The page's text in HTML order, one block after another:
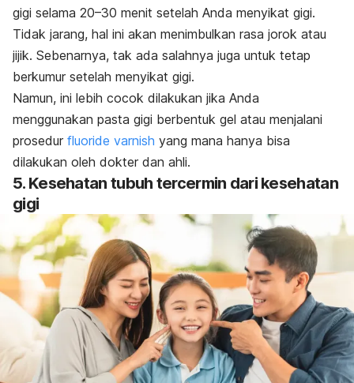
gigi selama 20–30 menit setelah Anda menyikat gigi.
Tidak jarang, hal ini akan menimbulkan rasa jorok atau
jijik. Sebenarnya, tak ada salahnya juga untuk tetap
berkumur setelah menyikat gigi.
Namun, ini lebih cocok dilakukan jika Anda
menggunakan pasta gigi berbentuk gel atau menjalani
prosedur fluoride varnish yang mana hanya bisa
dilakukan oleh dokter dan ahli.
5. Kesehatan tubuh tercermin dari kesehatan
gigi